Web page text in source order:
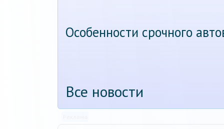
Особенности срочного
Все новости